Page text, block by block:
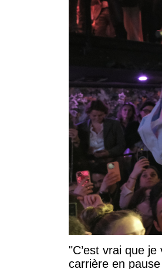
"C’est vrai que
carrière en